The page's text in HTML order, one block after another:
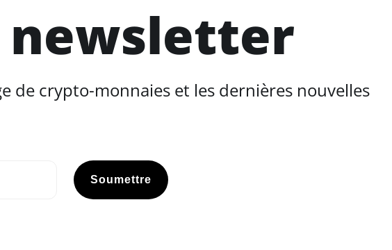
newsletter
de crypto-monnaies et les dernières nouvelles
Soumettre